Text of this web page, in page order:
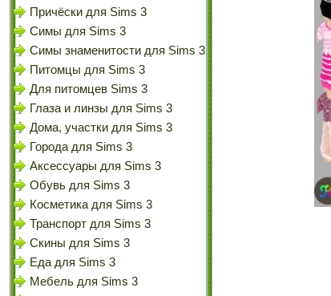
Причёски для Sims 3
Симы для Sims 3
Симы знаменитости для Sims 3
Питомцы для Sims 3
Для питомцев Sims 3
Глаза и линзы для Sims 3
Дома, участки для Sims 3
Города для Sims 3
Аксессуары для Sims 3
Обувь для Sims 3
Косметика для Sims 3
Транспорт для Sims 3
Скины для Sims 3
Еда для Sims 3
Мебель для Sims 3